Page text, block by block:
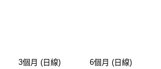
3個月 (日線) 6個月 (日線)